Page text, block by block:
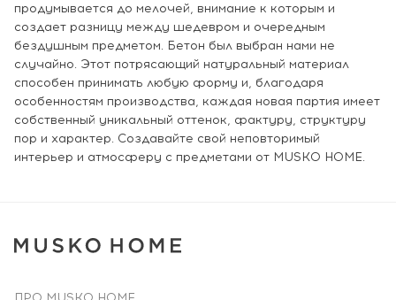
продумывается до мелочей, внимание к которым и
создает разницу между шедевром и очередным
бездушным предметом. Бетон был выбран нами не
случайно. Этот потрясающий натуральный материал
способен принимать любую форму и, благодаря
особенностям производства, каждая новая партия имеет
собственный уникальный оттенок, фактуру, структуру
пор и характер. Создавайте свой неповторимый
интерьер и атмосферу с предметами от MUSKO HOME.